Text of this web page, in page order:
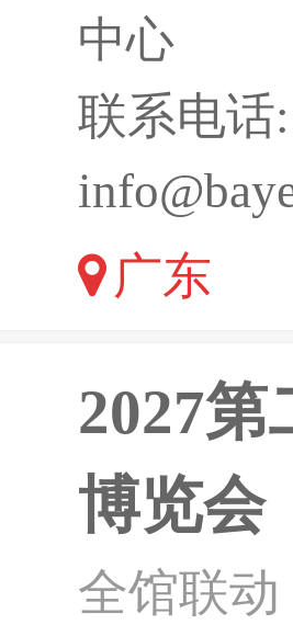
提高国
主创新
集中在
动效应,
科技水
中心
联系电话
广东
2027
博览会
全馆联动